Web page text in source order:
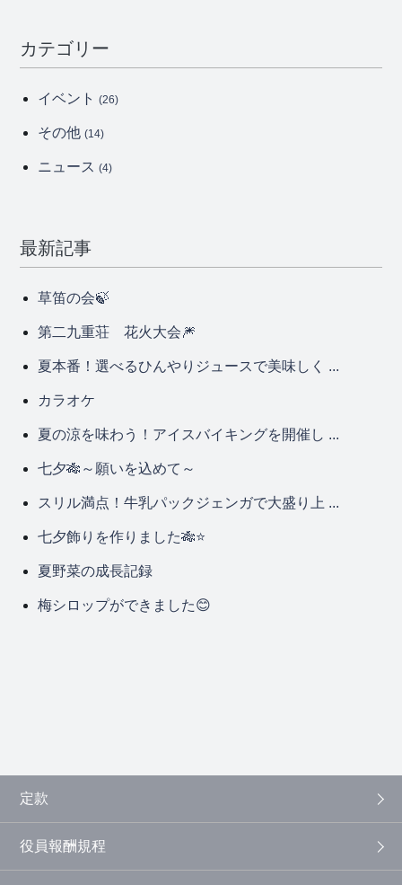
カテゴリー
イベント(26)
その他(14)
ニュース(4)
最新記事
草笛の会🍃
第二九重荘 花火大会🎆
夏本番！選べるひんやりジュースで美味しく ...
カラオケ
夏の涼を味わう！アイスバイキングを開催し ...
七夕🎋～願いを込めて～
スリル満点！牛乳パックジェンガで大盛り上 ...
七夕飾りを作りました🎋⭐
夏野菜の成長記録
梅シロップができました😊
定款
役員報酬規程